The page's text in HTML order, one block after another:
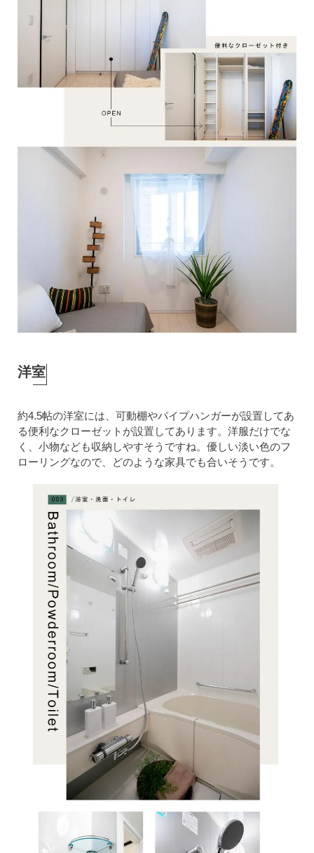
洋室
約4.5帖の洋室には、可動棚やパイプハンガーが設置してあ
る便利なクローゼットが設置してあります。洋服だけでな
く、小物なども収納しやすそうですね。優しい淡い色のフ
ローリングなので、どのような家具でも合いそうです。